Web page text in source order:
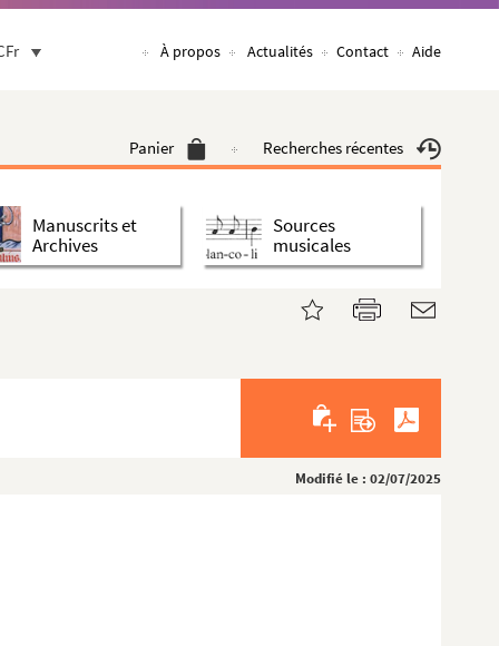
À propos Actualités Contact Aide
Panier Recherches récentes
Manuscrits et
Archives
Sources
musicales
Modifié le : 02/07/2025